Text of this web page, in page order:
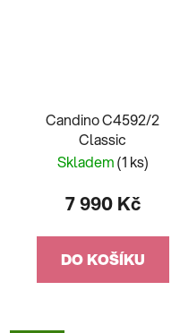
Candino C4592/2
Classic
Skladem(1 ks)
7 990 Kč
DO KOŠÍKU